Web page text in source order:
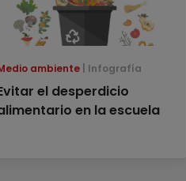
ambiente Infografía
el desperdicio
en la escuela